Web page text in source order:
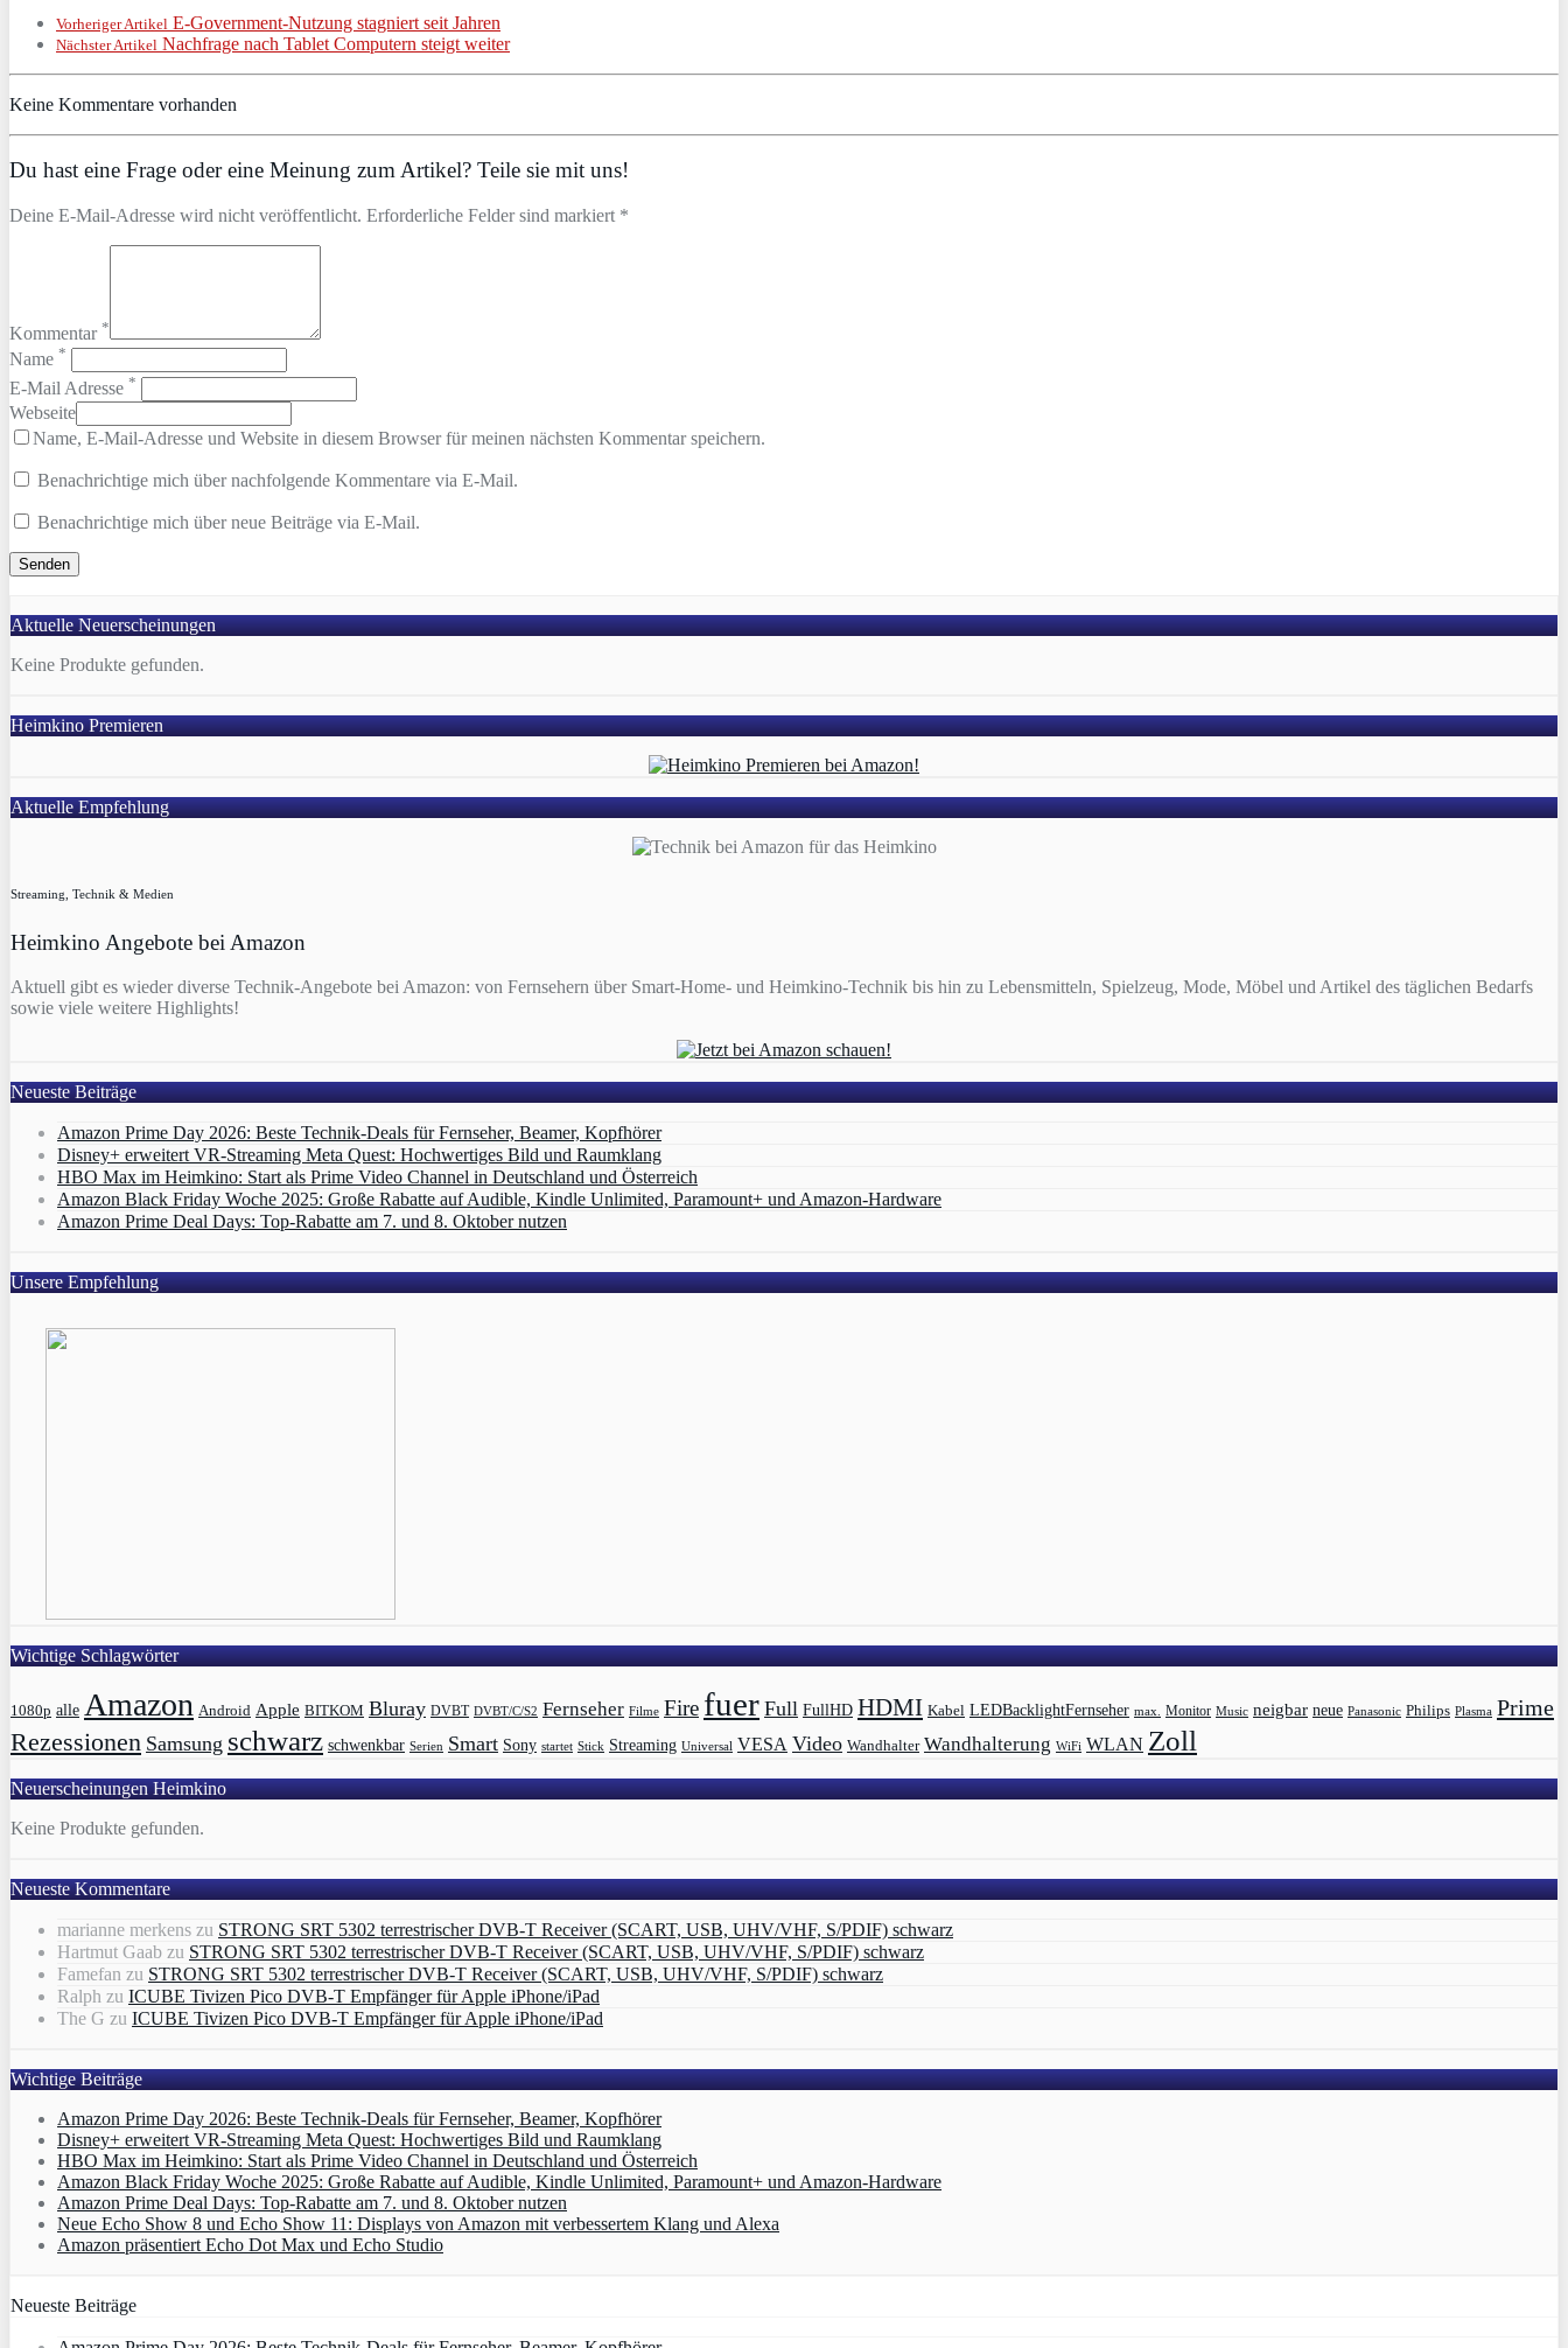
Vorheriger Artikel E-Government-Nutzung stagniert seit Jahren
Nächster Artikel Nachfrage nach Tablet Computern steigt weiter
Keine Kommentare vorhanden
Du hast eine Frage oder eine Meinung zum Artikel? Teile sie mit uns!
Deine E-Mail-Adresse wird nicht veröffentlicht. Erforderliche Felder sind markiert *
Kommentar *
Name *
E-Mail Adresse *
Webseite
Name, E-Mail-Adresse und Website in diesem Browser für meinen nächsten Kommentar speichern.
Benachrichtige mich über nachfolgende Kommentare via E-Mail.
Benachrichtige mich über neue Beiträge via E-Mail.
Aktuelle Neuerscheinungen
Keine Produkte gefunden.
Heimkino Premieren
Aktuelle Empfehlung
Streaming, Technik & Medien
Heimkino Angebote bei Amazon
Aktuell gibt es wieder diverse Technik-Angebote bei Amazon: von Fernsehern über Smart-Home- und Heimkino-Technik bis hin zu Lebensmitteln, Spielzeug, Mode, Möbel und Artikel des täglichen Bedarfs
sowie viele weitere Highlights!
Neueste Beiträge
Amazon Prime Day 2026: Beste Technik-Deals für Fernseher, Beamer, Kopfhörer
Disney+ erweitert VR‑Streaming Meta Quest: Hochwertiges Bild und Raumklang
HBO Max im Heimkino: Start als Prime Video Channel in Deutschland und Österreich
Amazon Black Friday Woche 2025: Große Rabatte auf Audible, Kindle Unlimited, Paramount+ und Amazon‑Hardware
Amazon Prime Deal Days: Top-Rabatte am 7. und 8. Oktober nutzen
Unsere Empfehlung
Wichtige Schlagwörter
1080p alle Amazon Android Apple BITKOM Bluray DVBT DVBT/C/S2 Fernseher Filme Fire fuer Full FullHD HDMI Kabel LEDBacklightFernseher max. Monitor Music neigbar neue Panasonic Philips Plasma Prime
Rezessionen Samsung schwarz schwenkbar Serien Smart Sony startet Stick Streaming Universal VESA Video Wandhalter Wandhalterung WiFi WLAN Zoll
Neuerscheinungen Heimkino
Keine Produkte gefunden.
Neueste Kommentare
marianne merkens zu STRONG SRT 5302 terrestrischer DVB-T Receiver (SCART, USB, UHV/VHF, S/PDIF) schwarz
Hartmut Gaab zu STRONG SRT 5302 terrestrischer DVB-T Receiver (SCART, USB, UHV/VHF, S/PDIF) schwarz
Famefan zu STRONG SRT 5302 terrestrischer DVB-T Receiver (SCART, USB, UHV/VHF, S/PDIF) schwarz
Ralph zu ICUBE Tivizen Pico DVB-T Empfänger für Apple iPhone/iPad
The G zu ICUBE Tivizen Pico DVB-T Empfänger für Apple iPhone/iPad
Wichtige Beiträge
Amazon Prime Day 2026: Beste Technik-Deals für Fernseher, Beamer, Kopfhörer
Disney+ erweitert VR‑Streaming Meta Quest: Hochwertiges Bild und Raumklang
HBO Max im Heimkino: Start als Prime Video Channel in Deutschland und Österreich
Amazon Black Friday Woche 2025: Große Rabatte auf Audible, Kindle Unlimited, Paramount+ und Amazon‑Hardware
Amazon Prime Deal Days: Top-Rabatte am 7. und 8. Oktober nutzen
Neue Echo Show 8 und Echo Show 11: Displays von Amazon mit verbessertem Klang und Alexa
Amazon präsentiert Echo Dot Max und Echo Studio
Neueste Beiträge